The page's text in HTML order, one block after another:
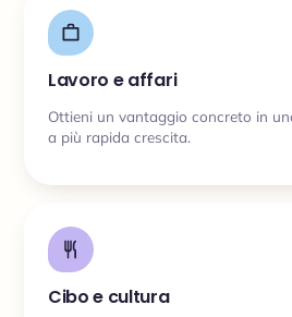
Lavoro e affari
Ottieni un vantaggio concreto in
a più rapida crescita.
Cibo e cultura